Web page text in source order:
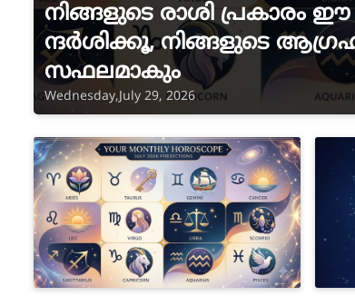
നിങ്ങളുടെ രാശി പ്രകാരം
ന്ദര്‍ശിക്കൂ, നിങ്ങളുടെ
സഫലമാകും
Wednesday,July 29, 2026